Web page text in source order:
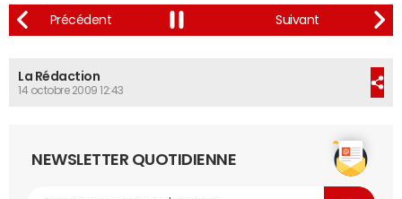
La Rédaction
14 octobre 2009 12:43
NEWSLETTER QUOTIDIENNE